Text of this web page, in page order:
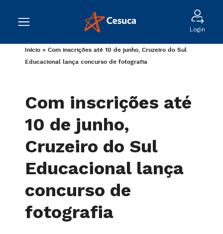
Login
Início » Com inscrições até 10 de junho, Cruzeiro do Sul
Educacional lança concurso de fotografia
Com inscrições até
10 de junho,
Cruzeiro do Sul
Educacional lança
concurso de
fotografia